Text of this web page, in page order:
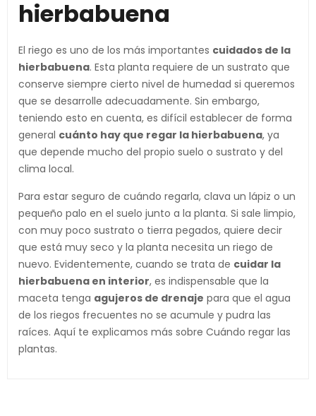
hierbabuena
El riego es uno de los más importantes cuidados de la
hierbabuena. Esta planta requiere de un sustrato que
conserve siempre cierto nivel de humedad si queremos
que se desarrolle adecuadamente. Sin embargo,
teniendo esto en cuenta, es difícil establecer de forma
general cuánto hay que regar la hierbabuena, ya
que depende mucho del propio suelo o sustrato y del
clima local.
Para estar seguro de cuándo regarla, clava un lápiz o un
pequeño palo en el suelo junto a la planta. Si sale limpio,
con muy poco sustrato o tierra pegados, quiere decir
que está muy seco y la planta necesita un riego de
nuevo. Evidentemente, cuando se trata de cuidar la
hierbabuena en interior, es indispensable que la
maceta tenga agujeros de drenaje para que el agua
de los riegos frecuentes no se acumule y pudra las
raíces. Aquí te explicamos más sobre Cuándo regar las
plantas.